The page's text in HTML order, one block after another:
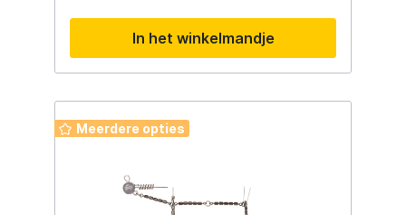
hij toch soepel genoeg blijft voor een
natuurlijke presentatie van je kunstaas. De
crimpverbindingen zorgen voor een veilige
en betrouwbare montage van haken,
tackle. Belangrijkste kenmerken: Materiaal:
Staal 1x19 strand Super flexibel en
sterk Crimped voor betrouwbare
vissen op roofvissen.
In het winkelmandje
Meerdere opties